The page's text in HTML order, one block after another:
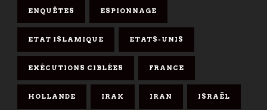
ENQUÊTES ESPIONNAGE
ETAT ISLAMIQUE ETATS-UNIS
EXÉCUTIONS CIBLÉES FRANCE
HOLLANDE IRAK IRAN ISRAËL